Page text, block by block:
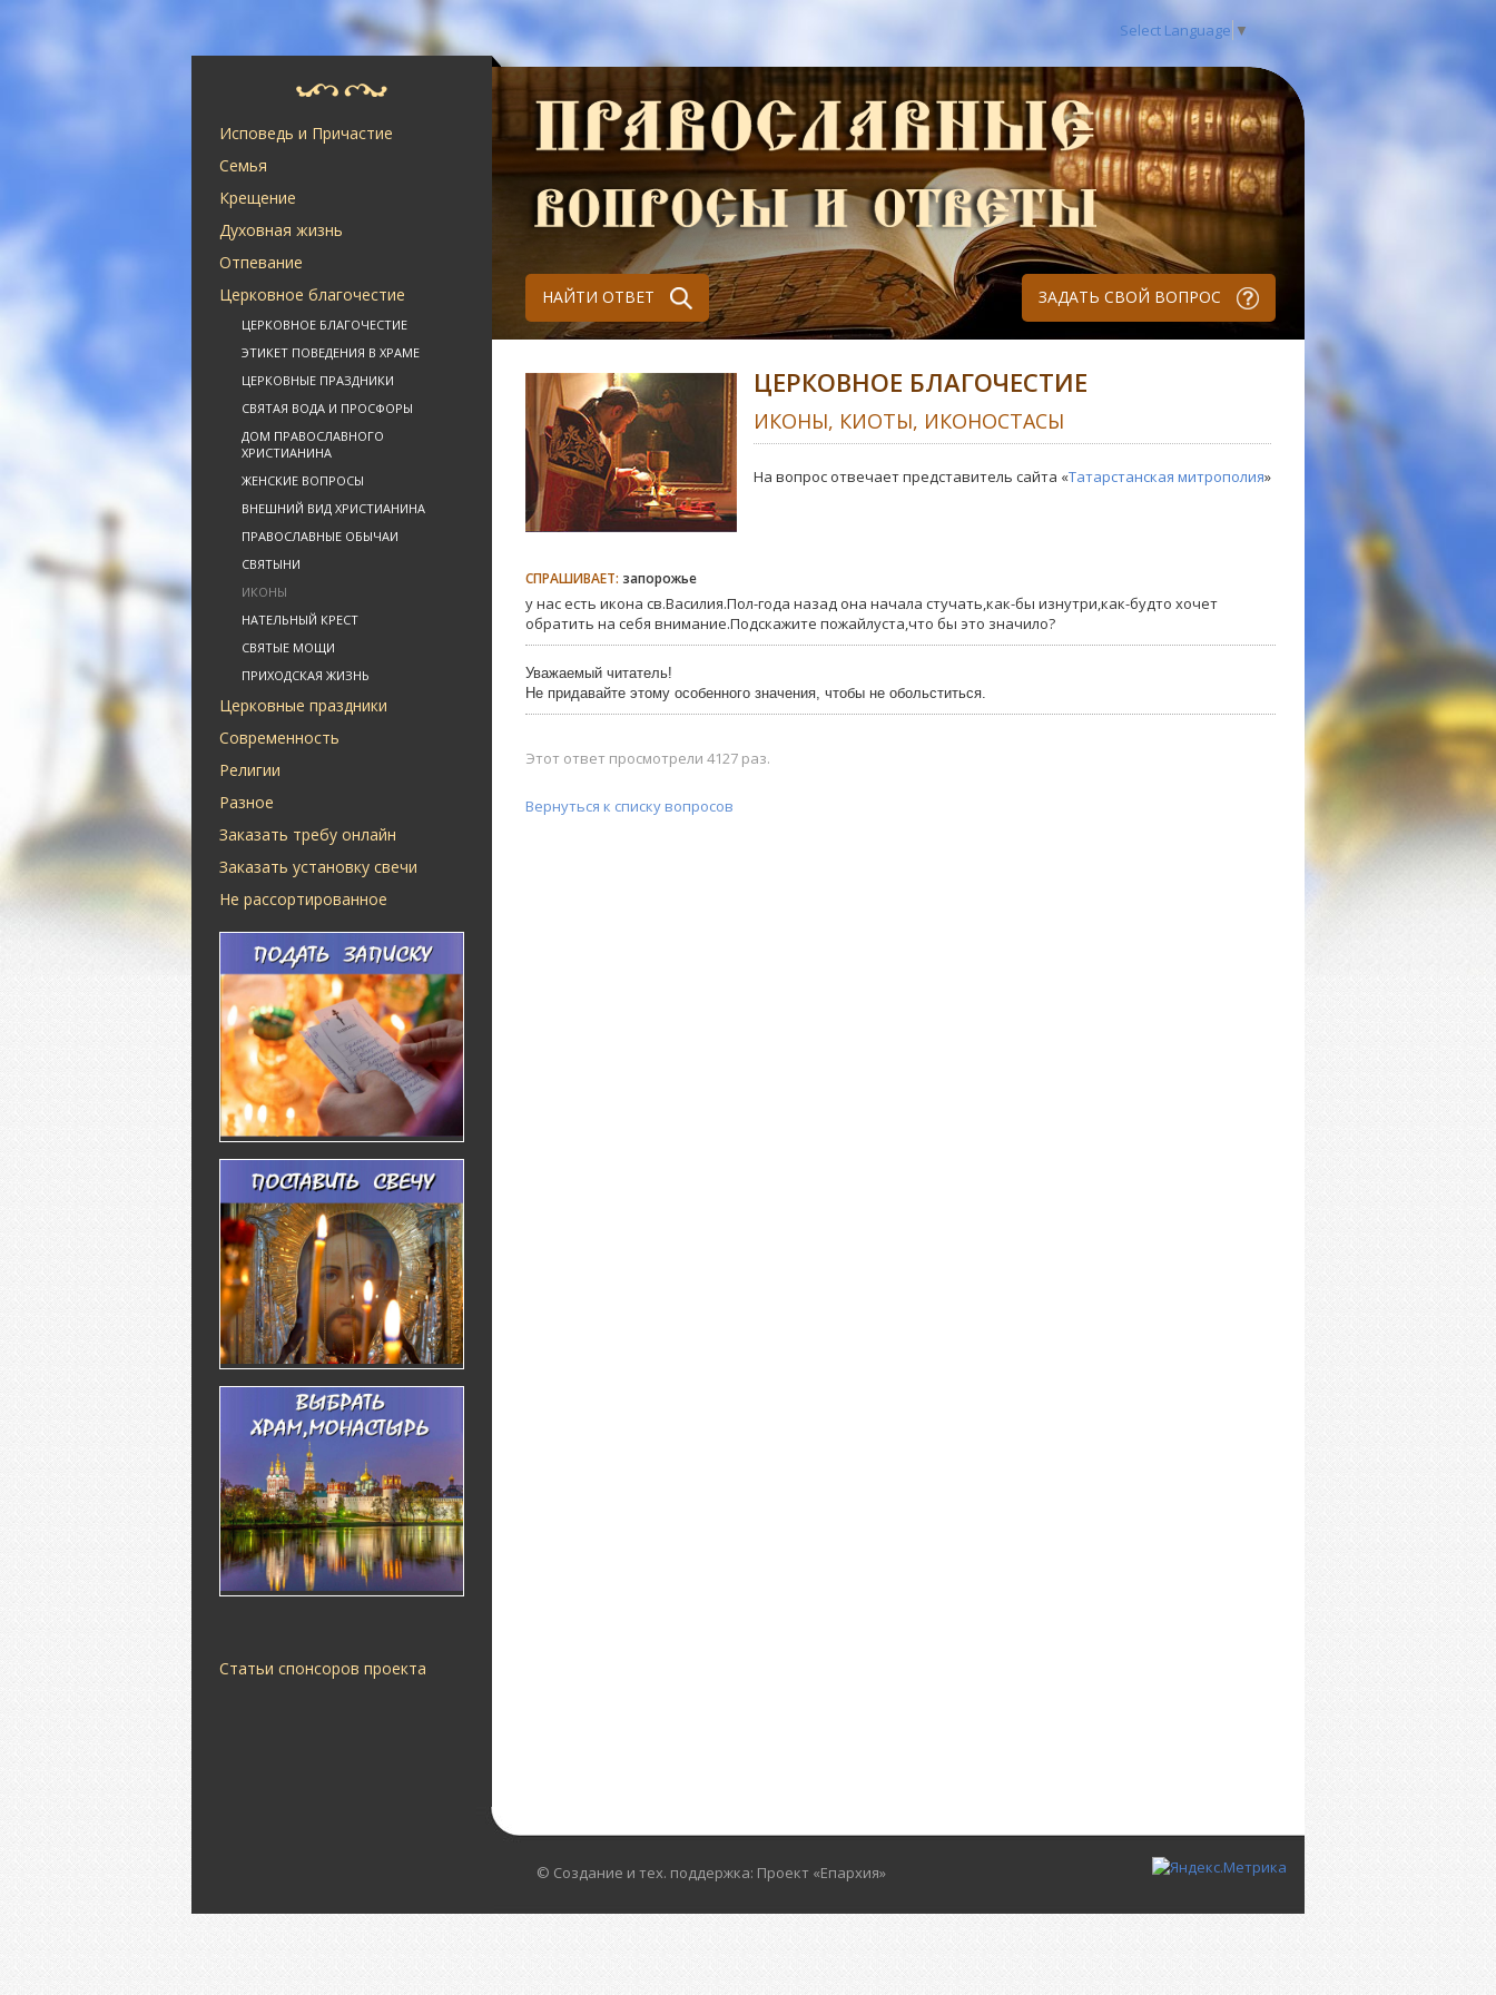
Select Language ▼
Исповедь и Причастие
Семья
Крещение
Духовная жизнь
Отпевание
Церковное благочестие
ЦЕРКОВНОЕ БЛАГОЧЕСТИЕ
ЭТИКЕТ ПОВЕДЕНИЯ В ХРАМЕ
ЦЕРКОВНЫЕ ПРАЗДНИКИ
СВЯТАЯ ВОДА И ПРОСФОРЫ
ДОМ ПРАВОСЛАВНОГО
ХРИСТИАНИНА
ЖЕНСКИЕ ВОПРОСЫ
ВНЕШНИЙ ВИД ХРИСТИАНИНА
ПРАВОСЛАВНЫЕ ОБЫЧАИ
СВЯТЫНИ
ИКОНЫ
НАТЕЛЬНЫЙ КРЕСТ
СВЯТЫЕ МОЩИ
ПРИХОДСКАЯ ЖИЗНЬ
Церковные праздники
Современность
Религии
Разное
Заказать требу онлайн
Заказать установку свечи
Не рассортированное
Статьи спонсоров проекта
НАЙТИ ОТВЕТ ЗАДАТЬ СВОЙ ВОПРОС
ЦЕРКОВНОЕ БЛАГОЧЕСТИЕ
ИКОНЫ, КИОТЫ, ИКОНОСТАСЫ
На вопрос отвечает представитель сайта «Татарстанская митрополия»
СПРАШИВАЕТ: запорожье
у нас есть икона св.Василия.Пол-года назад она начала стучать,как-бы изнутри,как-будто хочет
обратить на себя внимание.Подскажите пожайлуста,что бы это значило?
Уважаемый читатель!
Не придавайте этому особенного значения, чтобы не обольститься.
Этот ответ просмотрели 4127 раз.
Вернуться к списку вопросов
© Создание и тех. поддержка: Проект «Епархия»